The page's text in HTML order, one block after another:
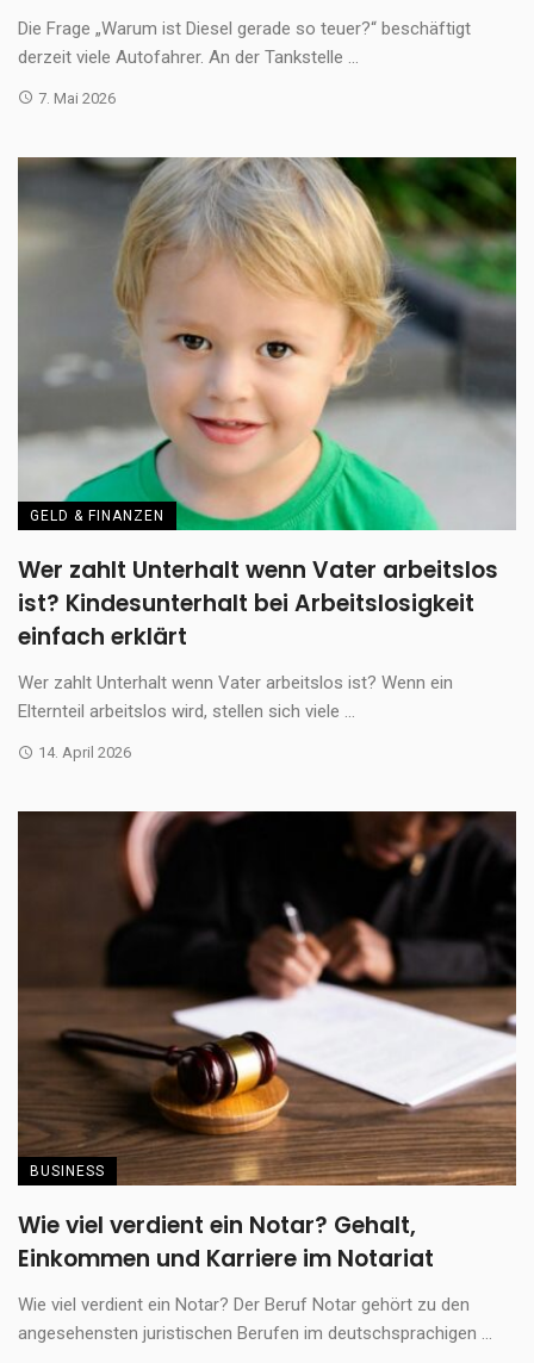
Die Frage „Warum ist Diesel gerade so teuer?“ beschäftigt
derzeit viele Autofahrer. An der Tankstelle ...
7. Mai 2026
GELD & FINANZEN
Wer zahlt Unterhalt wenn Vater arbeitslos
ist? Kindesunterhalt bei Arbeitslosigkeit
einfach erklärt
Wer zahlt Unterhalt wenn Vater arbeitslos ist? Wenn ein
Elternteil arbeitslos wird, stellen sich viele ...
14. April 2026
BUSINESS
Wie viel verdient ein Notar? Gehalt,
Einkommen und Karriere im Notariat
Wie viel verdient ein Notar? Der Beruf Notar gehört zu den
angesehensten juristischen Berufen im deutschsprachigen ...